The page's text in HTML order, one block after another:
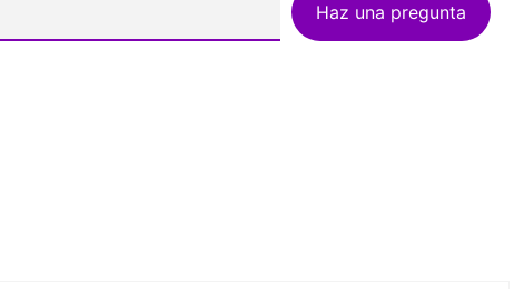
Haz una pregunta